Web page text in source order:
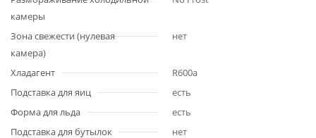
камеры
Зона свежести (нулевая
камера)
нет
Хладагент
R600a
Подставка для яиц
есть
Форма для льда
есть
Подставка для бутылок
нет